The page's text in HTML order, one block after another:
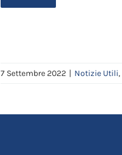
7 Settembre 2022 | Notizie Utili,